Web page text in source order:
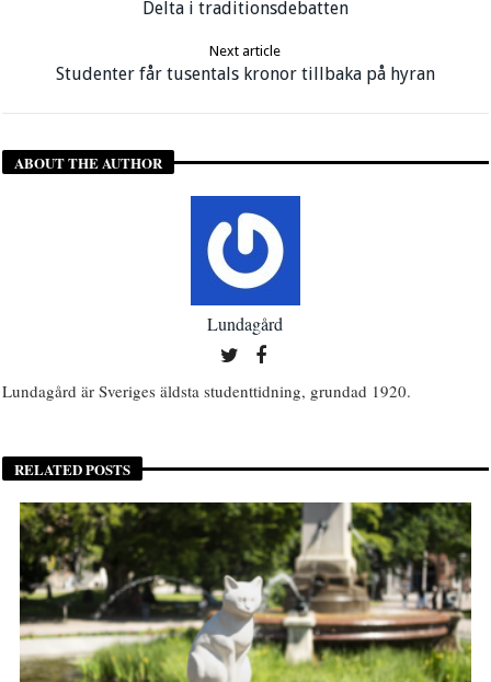
Delta i traditionsdebatten
Next article
Studenter får tusentals kronor tillbaka på hyran
ABOUT THE AUTHOR
Lundagård
Lundagård är Sveriges äldsta studenttidning, grundad 1920.
RELATED POSTS